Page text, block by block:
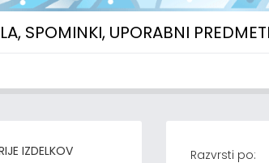
SPOMINKI, UPORABNI
IZDELKOV Razvrsti po: